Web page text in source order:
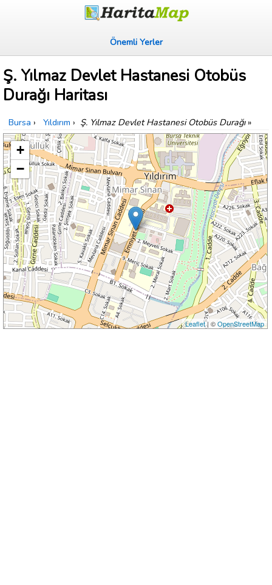
Önemli Yerler
Ş. Yılmaz Devlet Hastanesi Otobüs
Durağı Haritası
Bursa › Yıldırım › Ş. Yılmaz Devlet Hastanesi Otobüs Durağı»
+
−
Leaflet| ©OpenStreetMap